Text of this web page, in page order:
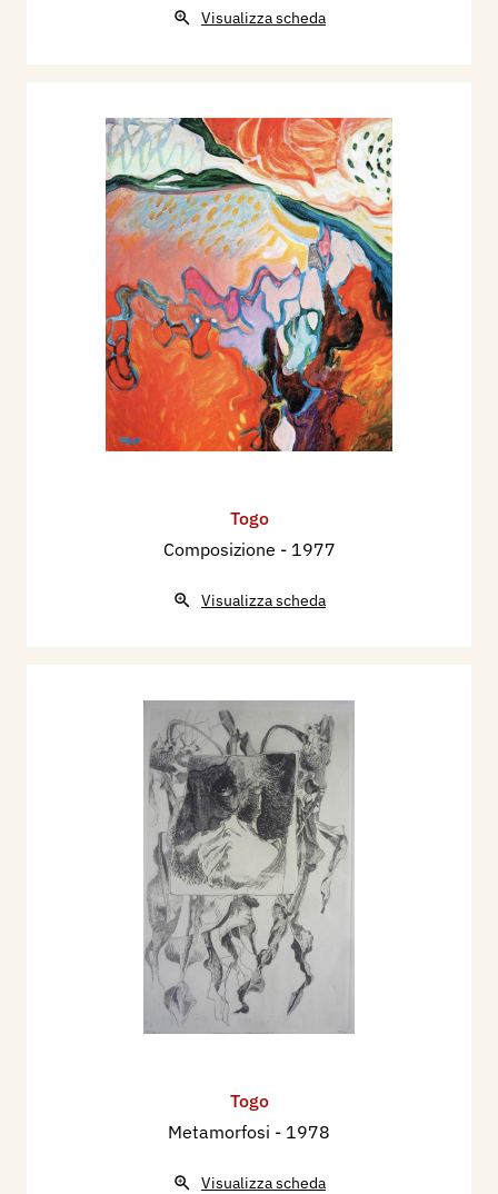
Visualizza scheda
Togo
Composizione - 1977
Visualizza scheda
Togo
Metamorfosi - 1978
Visualizza scheda